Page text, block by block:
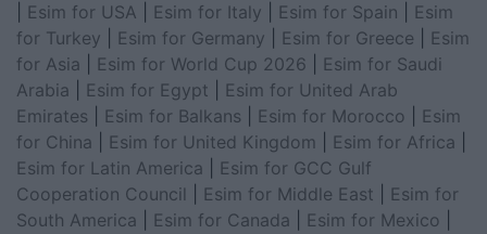
Esim for USA Esim for Italy Esim for Spain
Esim
for Turkey
Esim for Germany Esim for Greece
Esim
for Asia
Esim for World Cup 2026
Esim for Saudi
Arabia
Esim for Egypt
Esim for United Arab
Emirates
Esim for Balkans Esim for Morocco
Esim
for China
Esim for United Kingdom Esim for Africa
Esim for Latin America
Esim for GCC Gulf
Cooperation Council
Esim for Middle East
Esim for
South America
Esim for Canada Esim for Mexico